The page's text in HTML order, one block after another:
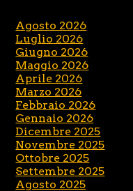
Agosto 2026
Luglio 2026
Giugno 2026
Maggio 2026
Aprile 2026
Marzo 2026
Febbraio 2026
Gennaio 2026
Dicembre 2025
Novembre 2025
Ottobre 2025
Settembre 2025
Agosto 2025